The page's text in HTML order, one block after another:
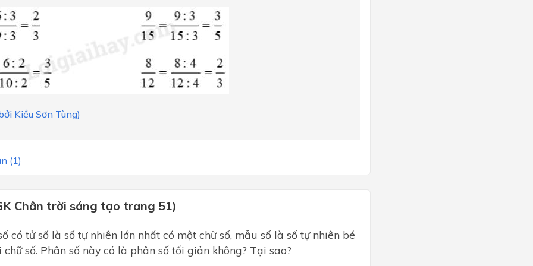
Kiều Sơn Tùng)
(1)
Chân trời sáng tạo trang 51)
có tử số là số tự nhiên lớn nhất có một chữ số, mẫu số là số tự nhiên bé
số. Phân số này có là phân số tối giản không? Tại sao?